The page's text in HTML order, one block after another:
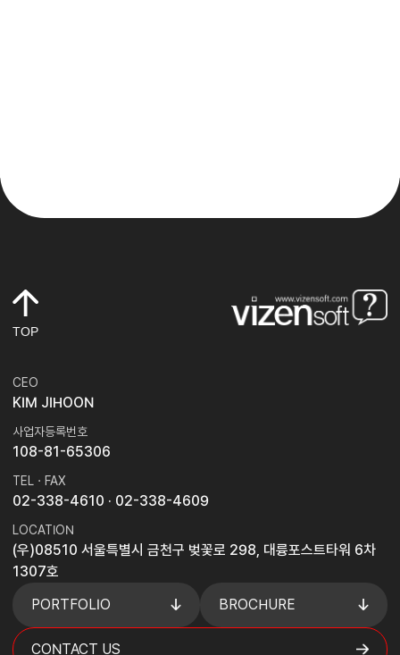
TOP
CEO
KIM JIHOON
사업자등록번호
108-81-65306
TEL · FAX
02-338-4610 · 02-338-4609
LOCATION
(우)08510 서울특별시 금천구 벚꽃로 298, 대륭포스트타워 6차
1307호
PORTFOLIO
BROCHURE
CONTACT US